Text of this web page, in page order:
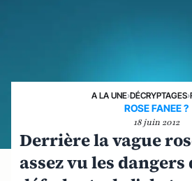
A LA UNE›DÉCRYPTAGES›
ROSE FANEE ?
18 juin 2012
Derrière la vague
assez vu les dangers